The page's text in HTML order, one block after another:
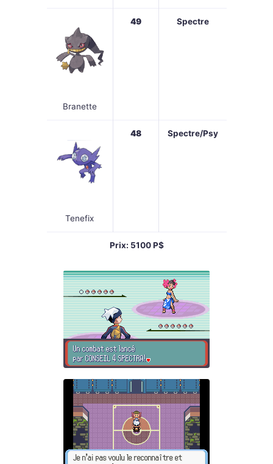
Branette
49 Spectre
Tenefix
48 Spectre/Psy
Prix: 5100 P$